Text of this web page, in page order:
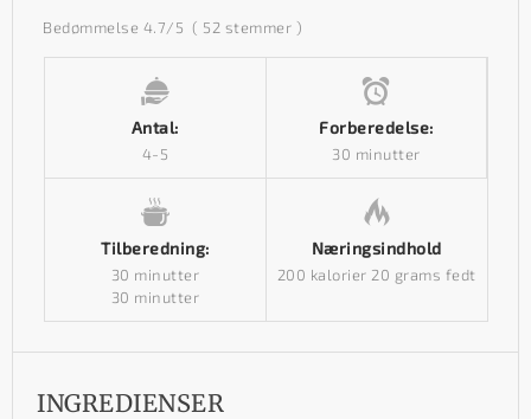
Bedømmelse 4.7/5 ( 52 stemmer )
Antal:
4-5
Forberedelse:
30 minutter
Tilberedning:
30 minutter
30 minutter
Næringsindhold
200 kalorier 20 grams fedt
INGREDIENSER